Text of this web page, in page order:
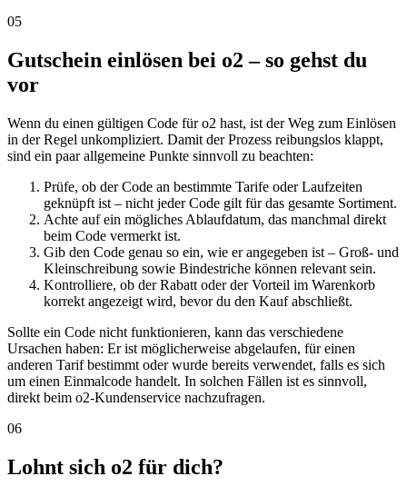
05
Gutschein einlösen bei o2 – so gehst du
vor
Wenn du einen gültigen Code für o2 hast, ist der Weg zum Einlösen
in der Regel unkompliziert. Damit der Prozess reibungslos klappt,
sind ein paar allgemeine Punkte sinnvoll zu beachten:
Prüfe, ob der Code an bestimmte Tarife oder Laufzeiten
geknüpft ist – nicht jeder Code gilt für das gesamte Sortiment.
Achte auf ein mögliches Ablaufdatum, das manchmal direkt
beim Code vermerkt ist.
Gib den Code genau so ein, wie er angegeben ist – Groß- und
Kleinschreibung sowie Bindestriche können relevant sein.
Kontrolliere, ob der Rabatt oder der Vorteil im Warenkorb
korrekt angezeigt wird, bevor du den Kauf abschließt.
Sollte ein Code nicht funktionieren, kann das verschiedene
Ursachen haben: Er ist möglicherweise abgelaufen, für einen
anderen Tarif bestimmt oder wurde bereits verwendet, falls es sich
um einen Einmalcode handelt. In solchen Fällen ist es sinnvoll,
direkt beim o2-Kundenservice nachzufragen.
06
Lohnt sich o2 für dich?